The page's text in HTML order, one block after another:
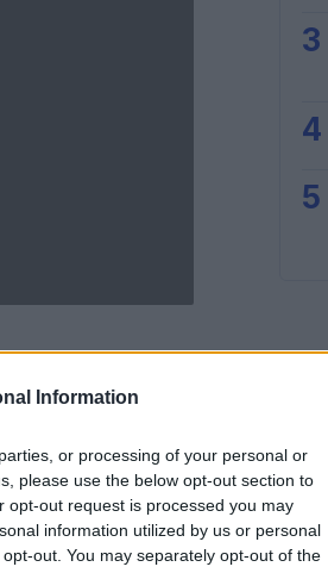
Information
or processing of your personal or
please use the below opt-out section to
opt-out request is processed you may
information utilized by us or personal
out. You may separately opt-out of the
3
4
5